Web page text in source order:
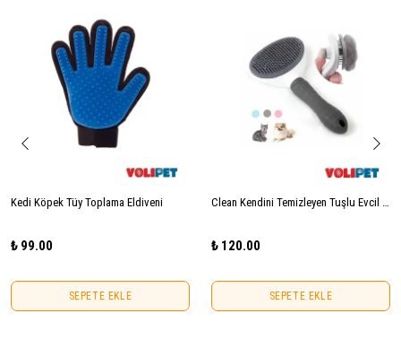
Kedi Köpek Tüy Toplama Eldiveni
₺ 99.00
SEPETE EKLE
Clean Kendini Temizleyen Tuşlu Evcil Hayvan Fırçası Kedi Köpek Tüy Toplayıcı Tarak
₺ 120.00
SEPETE EKLE